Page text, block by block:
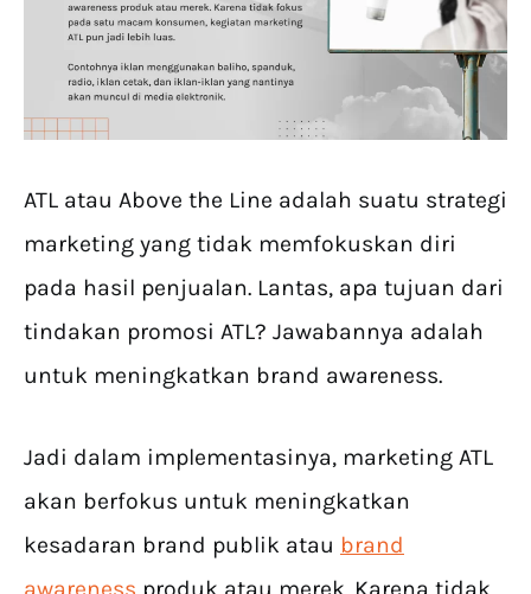
ATL atau Above the Line adalah suatu strategi
marketing yang tidak memfokuskan diri
pada hasil penjualan. Lantas, apa tujuan dari
tindakan promosi ATL? Jawabannya adalah
untuk meningkatkan brand awareness.
Jadi dalam implementasinya, marketing ATL
akan berfokus untuk meningkatkan
kesadaran brand publik atau brand